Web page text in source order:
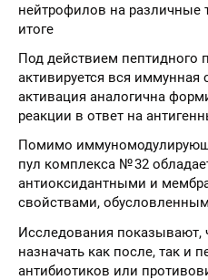
нейтрофилов на различные
итоге
Под действием пептидного
активируется вся иммунная
активация аналогична
реакции в ответ на
Помимо
пул комплекса № 32
антиоксидантными и
свойствами,
Исследования
назначать как после, так и
антибиотиков или